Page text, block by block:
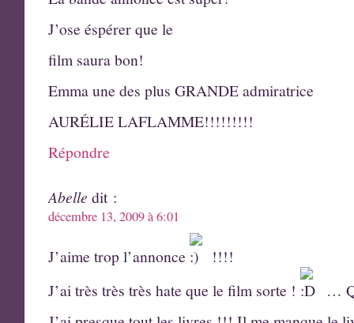
J’ose éspérer que le
film saura bon!
Emma une des plus GRANDE admiratrice
AURÉLIE LAFLAMME!!!!!!!!!
Répondre
Abelle dit :
décembre 13, 2009 à 6:01
J’aime trop l’annonce
!!!!
J’ai très très très hate que le film sorte !
…